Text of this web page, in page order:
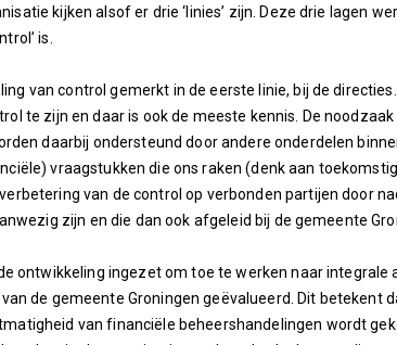
kijken alsof er drie ‘linies’ zijn. Deze drie lagen
is.
van control gemerkt in de eerste linie, bij de
te zijn en daar is ook de meeste kennis. De
daarbij ondersteund door andere onderdelen
vraagstukken die ons raken (denk aan
van de control op verbonden partijen door
zijn en die dan ook afgeleid bij de gemeente
ontwikkeling ingezet om toe te werken naar
de gemeente Groningen geëvalueerd. Dit betekent
van financiële beheershandelingen wordt